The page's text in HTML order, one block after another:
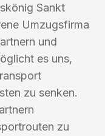
Sankt
Umzugsfirma
und
es uns,
zu senken.
zu